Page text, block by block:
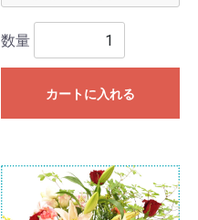
数量
カートに入れる